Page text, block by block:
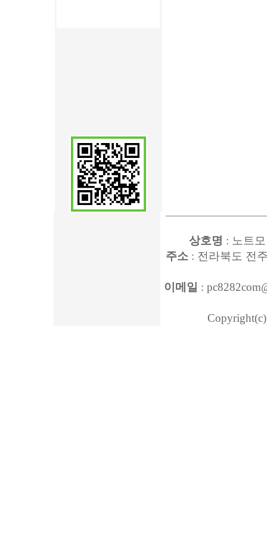
상호명 : 노트
주소 : 전라북도 전
이메일 :